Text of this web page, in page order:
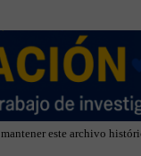
este archivo